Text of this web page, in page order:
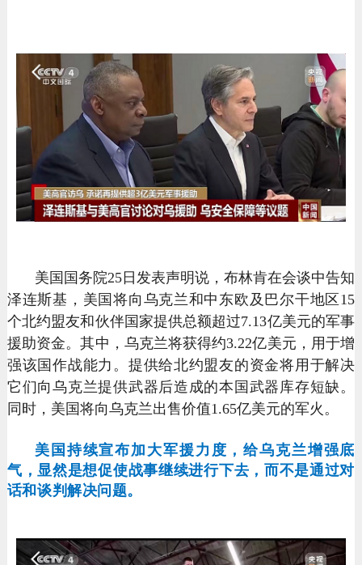
美国国务院25日发表声明说，布林肯在会谈中告知
泽连斯基，美国将向乌克兰和中东欧及巴尔干地区15
个北约盟友和伙伴国家提供总额超过7.13亿美元的军事
援助资金。其中，乌克兰将获得约3.22亿美元，用于增
强该国作战能力。提供给北约盟友的资金将用于解决
它们向乌克兰提供武器后造成的本国武器库存短缺。
同时，美国将向乌克兰出售价值1.65亿美元的军火。
美国持续宣布加大军援力度，给乌克兰增强底
气，显然是想促使战事继续进行下去，而不是通过对
话和谈判解决问题。